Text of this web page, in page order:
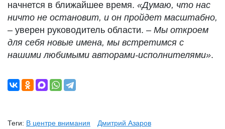
начнется в ближайшее время. «Думаю, что нас
ничто не остановит, и он пройдет масштабно,
– уверен руководитель области. – Мы откроем
для себя новые имена, мы встретимся с
нашими любимыми авторами-исполнителями».
Теги: В центре внимания Дмитрий Азаров